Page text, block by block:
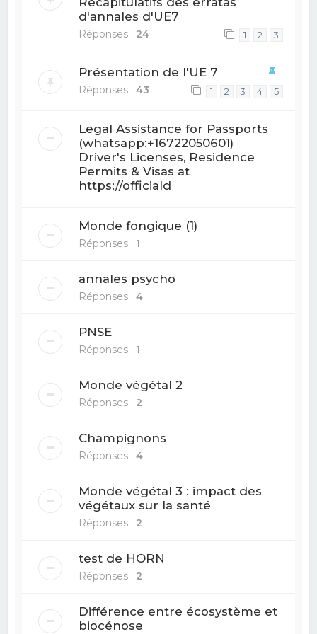
d'annales d'UE7
Réponses : 24 1 2 3
Présentation de l'UE 7
Réponses :43 1 2 3 4 5
Legal Assistance for Passports
(whatsapp:+16722050601)
Driver's Licenses, Residence
Permits & Visas at
https://officiald
Monde fongique (1)
Réponses : 1
annales psycho
Réponses :4
PNSE
Réponses : 1
Monde végétal 2
Réponses : 2
Champignons
Réponses :4
Monde végétal 3 : impact des
végétaux sur la santé
Réponses : 2
test de HORN
Réponses : 2
Différence entre écosystème et
biocénose